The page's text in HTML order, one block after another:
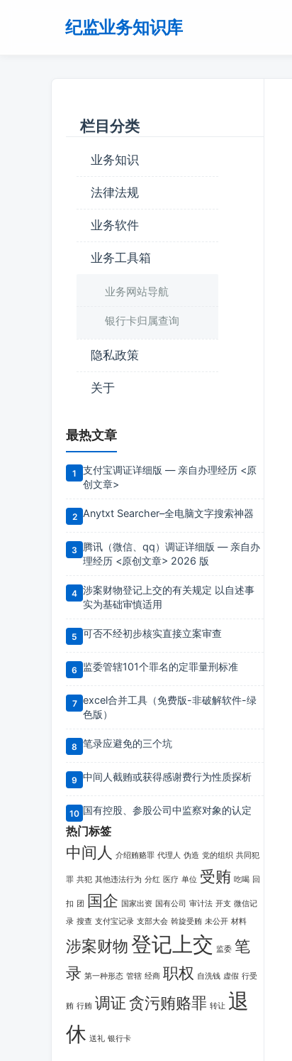
纪监业务知识库
栏目分类
业务知识
法律法规
业务软件
业务工具箱
业务网站导航
银行卡归属查询
隐私政策
关于
最热文章
支付宝调证详细版 — 亲自办理经历 <原
创文章>
Anytxt Searcher–全电脑文字搜索神器
腾讯（微信、qq）调证详细版 — 亲自办
理经历 <原创文章> 2026 版
涉案财物登记上交的有关规定 以自述事
实为基础审慎适用
可否不经初步核实直接立案审查
监委管辖101个罪名的定罪量刑标准
excel合并工具（免费版-非破解软件-绿
色版）
笔录应避免的三个坑
中间人截贿或获得感谢费行为性质探析
国有控股、参股公司中监察对象的认定
热门标签
中间人 介绍贿赂罪 代理人 伪造 党的组织 共同犯
罪 共犯 其他违法行为 分红 医疗 单位 受贿 吃喝 回
扣 团 国企 国家出资 国有公司 审计法 开支 微信记
录 搜查 支付宝记录 支部大会 斡旋受贿 未公开 材料
涉案财物登记上交 监委 笔
录 第一种形态 管辖 经商 职权 自洗钱 虚假 行受
贿 行贿 调证贪污贿赂罪 转让 退
休 送礼 银行卡